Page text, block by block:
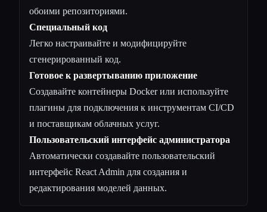
обоими репозиториями.
Специальный код
Легко настраивайте и модифицируйте
сгенерированный код.
Готовое к развертыванию приложение
Создавайте контейнеры Docker или используйте
плагины для подключения к инструментам CI/CD
и поставщикам облачных услуг.
Пользовательский интерфейс администратора
Автоматически создавайте пользовательский
интерфейс React Admin для создания и
редактирования моделей данных.